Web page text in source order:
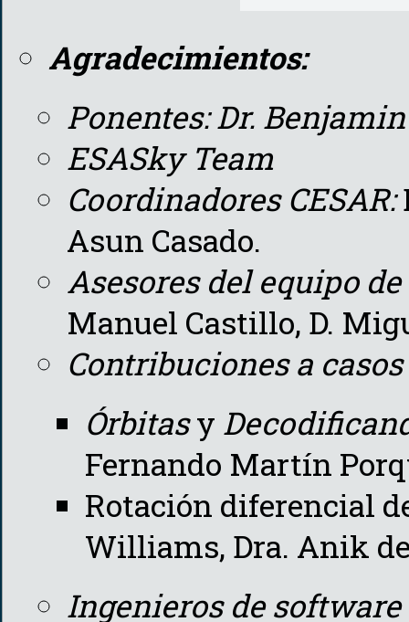
Agradecimientos:
Ponentes: Dr.
ESASky Team
Coordinadores CESAR:
Asun Casado.
Asesores del equipo
Manuel Castillo, D.
Contribuciones a
Órbitasy
Fernando Martín
Rotación diferencial
Williams, Dra. Anik
Ingenieros de software